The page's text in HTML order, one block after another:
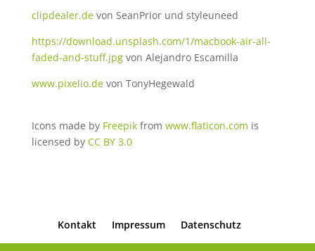
clipdealer.devon SeanPrior und styleuneed
https://download.unsplash.com/1/macbook-air-all-
faded-and-stuff.jpgvon Alejandro Escamilla
www.pixelio.devon TonyHegewald
Icons made by Freepikfrom www.flaticon.com is
licensed by CC BY 3.0
Kontakt Impressum Datenschutz